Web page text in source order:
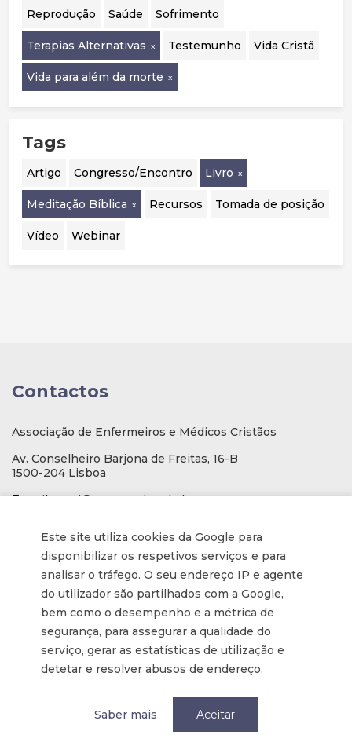
Este site utiliza cookies da Google para
disponibilizar os respetivos serviços e para
analisar o tráfego. O seu endereço IP e agente
do utilizador são partilhados com a Google,
bem como o desempenho e a métrica de
segurança, para assegurar a qualidade do
serviço, gerar as estatísticas de utilização e
detetar e resolver abusos de endereço.
Saber mais Aceitar
Reprodução Saúde Sofrimento
Terapias Alternativas Testemunho Vida Cristã
Vida para além da morte
Tags
Artigo Congresso/Encontro Livro
Meditação Bíblica Recursos Tomada de posição
Vídeo Webinar
Contactos
Associação de Enfermeiros e Médicos Cristãos
Av. Conselheiro Barjona de Freitas, 16-B
1500-204 Lisboa
E-mail: geral@aemcportugal.pt
(Chamada para a rede fixa nacional)
592006107
Informações
Inscrição na Newsletter
Política de privacidade / Privacy